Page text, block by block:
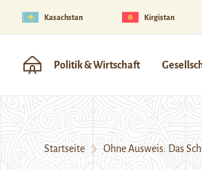
Kasachstan Kirgistan
Politik & Wirtschaft
Startseite Ohne Ausweis: Das